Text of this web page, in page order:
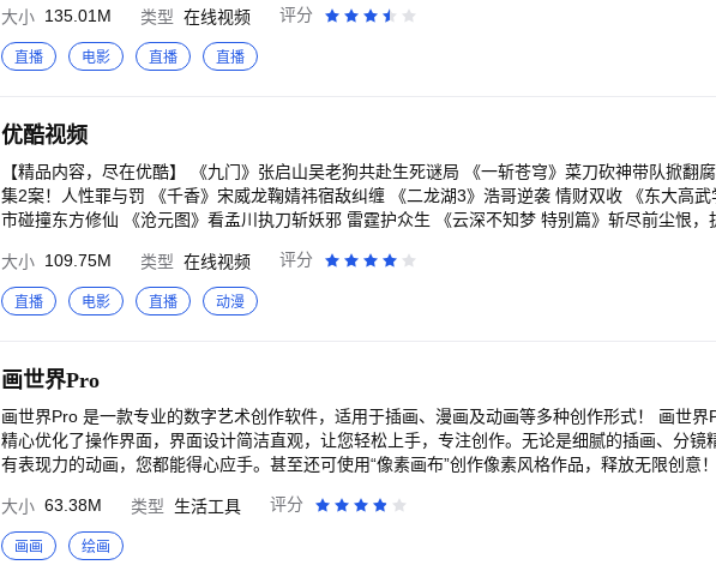
玉雯竟是母子？陈星旭唯一全场“真孙子”！ 《一饭封神 第2季》回归！顶级厨竞风云再起，原班
拼下谁能晋级？剧毒石头鱼下锅，见手青登场，爆浆烤羊眼惊呆谢霆锋！不看头衔只看厨艺，世
《心动的信号 第9季》恋综天花板浪漫回归！明艳美女晚宴惊艳全场，4个男人争着跟我说话怎么
广智回归，瞿颖舌战小四爷全场爆笑。 《开始推理吧 第4季》动物塑副本上线！推团秉烛夜话恐
“残肢”，刘宇宁大惊失色嗷嗷叫，章若楠吓得跳进金靖怀里！张凌赫、丁程鑫、周柯宇表情包大
战1994》郭富城、周润发、梁家辉再掀“寒战”狂潮，吴彦祖、刘俊谦正邪对决，权斗天花板再升
喜剧人绝境笑对人生，绝症患者组队实现遗愿清单 《今晚正好》马思纯、陈昊森直球野性恋，
神2》国漫神番回归，暑期必看！ 《完美世界·剧场版》黑暗大劫降下，仙古终章，悲壮奏响！ 《
恶两面！五段人生，每次开启都是隐藏款 《吾凰在上之凤御四方》现代少女误入玄机界，觉醒凤凰神力逆天改命。
《狂徒》绝境狂徒杀疯了！草根少年逆袭真大佬 《前浪2》一生未婚，500万遗产谁来继承？相伴
危，是守到最后还是离开？ 《大唐少年天行传》猫女夜行琵琶自燃，长安城怪事一件接一件，四
大小 135.01M 类型 在线视频 评分
直播 电影 直播 直播
优酷视频
【精品内容，尽在优酷】 《九门》张启山吴老狗共赴生死谜局 《一斩苍穹》菜刀砍神带队掀翻腐朽仙界 《悬案》17
集2案！人性罪与罚 《千香》宋威龙鞠婧祎宿敌纠缠 《二龙湖3》浩哥逆袭 情财双收 《东大高
市碰撞东方修仙 《沧元图》看孟川执刀斩妖邪 雷霆护众生 《云深不知梦 特别篇》斩尽前尘恨，
局 《光阴之外 年番》光阴之外年番 狠辣少年末世屠神 《师兄啊师兄》师兄啊师兄最终季 战天道
年有熊》熊强组合超能冒险 《这是我的西游2》时代少年团与四位哥哥爆笑整活 《雨霖铃》杨洋
除恶 《黑夜告白》潘粤明、王鹤棣联手追凶18年 《月鳞绮纪》群妖剧本杀画皮难画心 《沧元图
关爆笑启程 《飞驰人生3》沈腾领衔爆笑逆袭！过气车神再战世界巅峰 《重案解密》硬核港剧！
《正义女神》佘诗曼化身硬核法官高能过招 《怦然心动20岁：冬季》怦然系列重磅回归，开启浪
地》杰森·斯坦森硬核救女 《我的山与海》我命由我！谭松韵逆袭改命当霸总 《寻秦记》古天乐
《沧元图 前传》国漫双强纯爱CP超甜撒糖 《唐宫奇案》新春王炸！白鹿王星越破深宫诡案 《乡
年！乡爱18谁看谁发 《情圣3》肖央化身“爱情侦探”反被套路 《周五晚高疯》内娱活人们携“秘密
廷张子枫逆风翻盘 《暗恋者的救赎》罪与罚！绝望主妇深陷命案疑云 《非常检控观》炸裂开审！
《风林火山》群星云集！暴力美学超爽港片 《剥茧》罗云熙变天才法医破诡案 《反人类暴行》品
事》导演新作 《逍遥》谭松韵侯明昊双世宿命奇缘 《山海经密码》以少年之志，破天命之局 《
大小 109.75M 类型 在线视频 评分
直播 电影 直播 动漫
画世界Pro
画世界Pro 是一款专业的数字艺术创作软件，适用于插画、漫画及动画等多种创作形式！ 画世界
精心优化了操作界面，界面设计简洁直观，让您轻松上手，专注创作。无论是细腻的插画、分镜
有表现力的动画，您都能得心应手。甚至还可使用“像素画布”创作像素风格作品，释放无限创意
+的内置画笔，涵盖勾线、上色、水彩、水墨、油画等多种用途和风格 - 100+的可调画笔参数，
支持导入/导出画世界BRU格式的画笔文件 - 支持导入Photoshop ABR格式的画笔文件 【高级图层功能】 - 背景纸纹模
拟真实纸张质感，创作更具风格化 - 自动匹配最优图层数，超多图层满足不同尺寸创作需求 - 支
大小 63.38M 类型 生活工具 评分
画画 绘画